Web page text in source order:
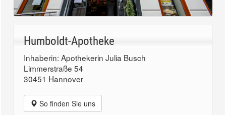
Humboldt-Apotheke
Inhaberin: Apothekerin Julia Busch
Limmerstraße 54
30451 Hannover
So finden Sie uns